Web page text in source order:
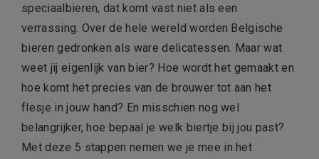
speciaalbieren, dat komt vast niet als een
verrassing. Over de hele wereld worden Belgische
bieren gedronken als ware delicatessen. Maar wat
weet jij eigenlijk van bier? Hoe wordt het gemaakt en
hoe komt het precies van de brouwer tot aan het
flesje in jouw hand? En misschien nog wel
belangrijker, hoe bepaal je welk biertje bij jou past?
Met deze 5 stappen nemen we je mee in het